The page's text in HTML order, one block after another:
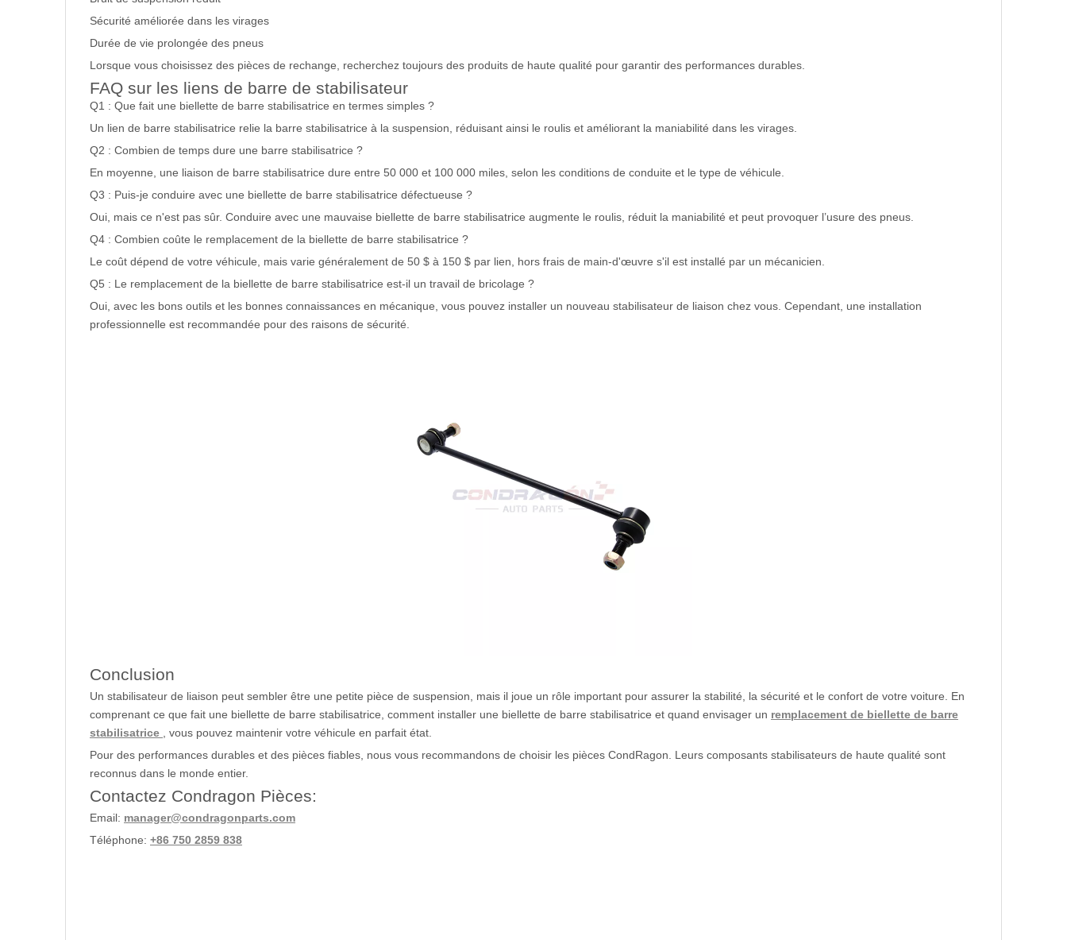
Sécurité améliorée dans les virages
Durée de vie prolongée des pneus
Lorsque vous choisissez des pièces de rechange, recherchez toujours des produits de haute qualité pour garantir des performances durables.
FAQ sur les liens de barre de stabilisateur
Q1 : Que fait une biellette de barre stabilisatrice en termes simples ?
Un lien de barre stabilisatrice relie la barre stabilisatrice à la suspension, réduisant ainsi le roulis et améliorant la maniabilité dans les virages.
Q2 : Combien de temps dure une barre stabilisatrice ?
En moyenne, une liaison de barre stabilisatrice dure entre 50 000 et 100 000 miles, selon les conditions de conduite et le type de véhicule.
Q3 : Puis-je conduire avec une biellette de barre stabilisatrice défectueuse ?
Oui, mais ce n'est pas sûr. Conduire avec une mauvaise biellette de barre stabilisatrice augmente le roulis, réduit la maniabilité et peut provoquer l’usure des pneus.
Q4 : Combien coûte le remplacement de la biellette de barre stabilisatrice ?
Le coût dépend de votre véhicule, mais varie généralement de 50 $ à 150 $ par lien, hors frais de main-d'œuvre s'il est installé par un mécanicien.
Q5 : Le remplacement de la biellette de barre stabilisatrice est-il un travail de bricolage ?
Oui, avec les bons outils et les bonnes connaissances en mécanique, vous pouvez installer un nouveau stabilisateur de liaison chez vous. Cependant, une installation
professionnelle est recommandée pour des raisons de sécurité.
Conclusion
Un stabilisateur de liaison peut sembler être une petite pièce de suspension, mais il joue un rôle important pour assurer la stabilité, la sécurité et le confort de votre voiture. En
comprenant ce que fait une biellette de barre stabilisatrice, comment installer une biellette de barre stabilisatrice et quand envisager un remplacement de biellette de barre
stabilisatrice
, vous pouvez maintenir votre véhicule en parfait état.
Pour des performances durables et des pièces fiables, nous vous recommandons de choisir les pièces CondRagon. Leurs composants stabilisateurs de haute qualité sont
reconnus dans le monde entier.
Contactez Condragon Pièces:
Email: manager@condragonparts.com
Téléphone: +86 750 2859 838